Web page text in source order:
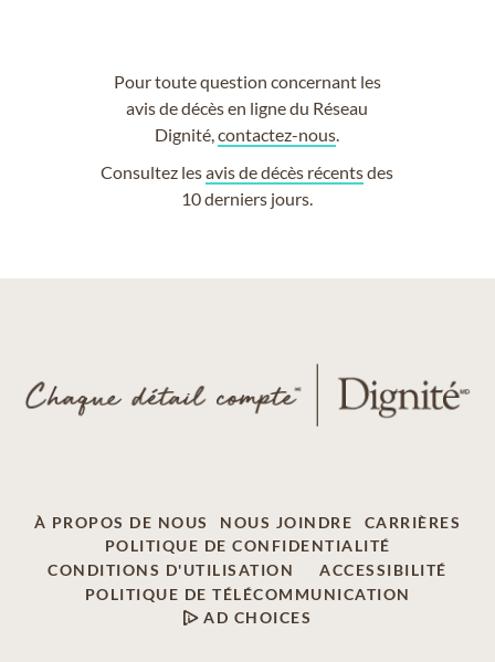
Pour toute question concernant les
avis de décès en ligne du Réseau
Dignité,contactez-nous
Consultez lesavis de décès récentsdes
10 derniers jours.
À PROPOS DE NOUS NOUS JOINDRE
CARRIÈRES
POLITIQUE DE CONFIDENTIALITÉ
CONDITIONS D'UTILISATION
ACCESSIBILITÉ
POLITIQUE DE TÉLÉCOMMUNICATION
AD CHOICES